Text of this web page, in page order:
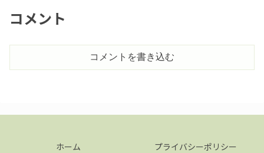
コメント
コメントを書き込む
ホーム
プライバシーポリシー